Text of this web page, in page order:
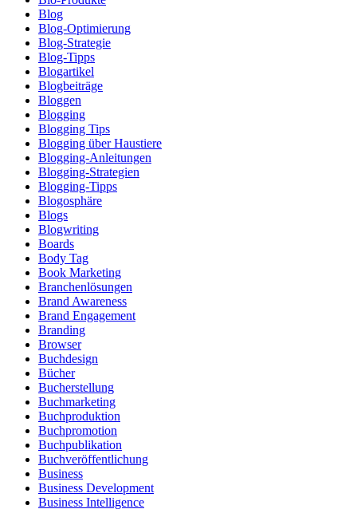
Blog
Blog-Optimierung
Blog-Strategie
Blog-Tipps
Blogartikel
Blogbeiträge
Bloggen
Blogging
Blogging Tips
Blogging über Haustiere
Blogging-Anleitungen
Blogging-Strategien
Blogging-Tipps
Blogosphäre
Blogs
Blogwriting
Boards
Body Tag
Book Marketing
Branchenlösungen
Brand Awareness
Brand Engagement
Branding
Browser
Buchdesign
Bücher
Bucherstellung
Buchmarketing
Buchproduktion
Buchpromotion
Buchpublikation
Buchveröffentlichung
Business
Business Development
Business Intelligence